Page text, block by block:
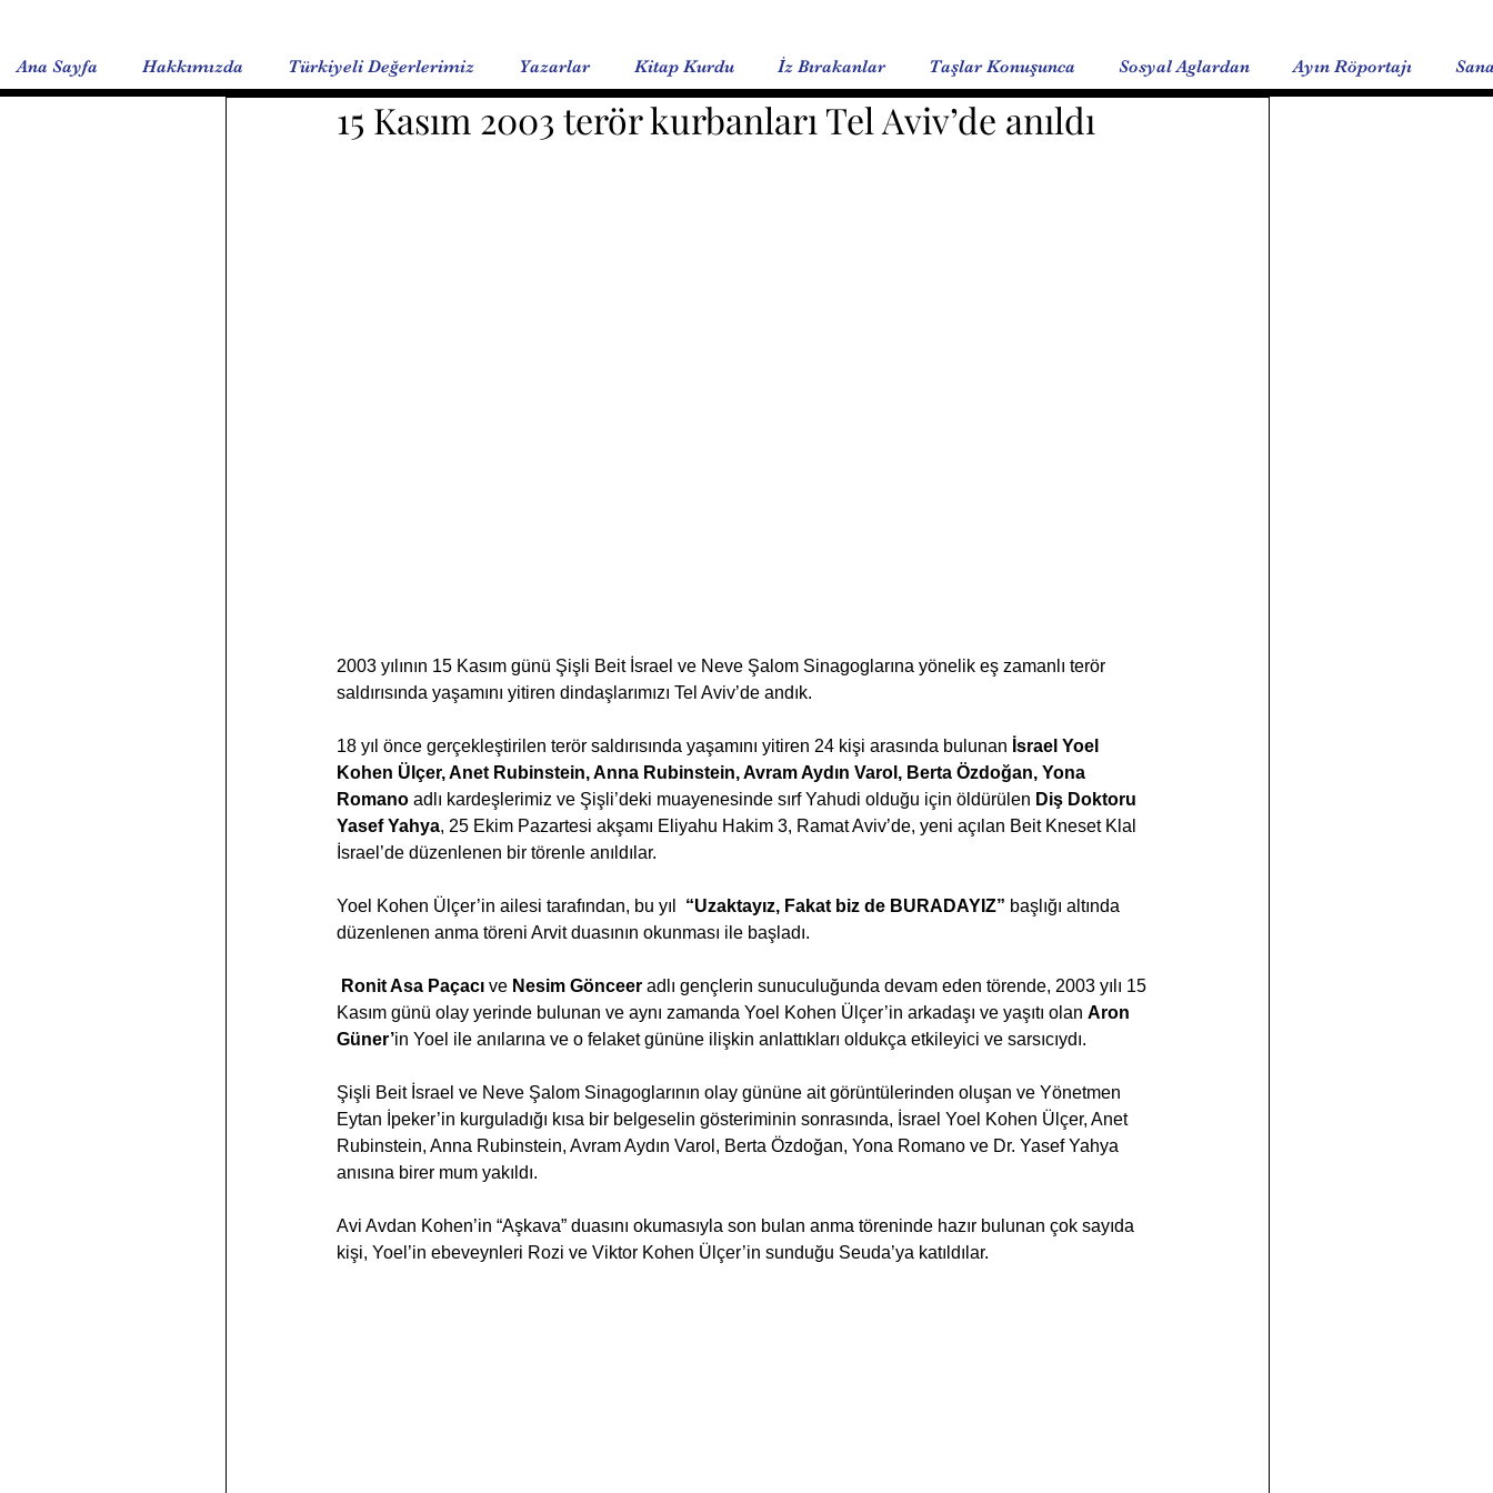
Ana Sayfa Hakkımızda Türkiyeli Değerlerimiz Yazarlar Kitap Kurdu İz Bırakanlar Taşlar Konuşunca Sosyal Aglardan Ayın Röportajı
15 Kasım 2003 terör kurbanları Tel Aviv’de anıldı
2003 yılının 15 Kasım günü Şişli Beit İsrael ve Neve Şalom Sinagoglarına yönelik eş zamanlı terör
saldırısında yaşamını yitiren dindaşlarımızı Tel Aviv’de andık.
18 yıl önce gerçekleştirilen terör saldırısında yaşamını yitiren 24 kişi arasında bulunan İsrael Yoel
Kohen Ülçer, Anet Rubinstein, Anna Rubinstein, Avram Aydın Varol, Berta Özdoğan, Yona
Romano adlı kardeşlerimiz ve Şişli’deki muayenesinde sırf Yahudi olduğu için öldürülen Diş Doktoru
Yasef Yahya, 25 Ekim Pazartesi akşamı Eliyahu Hakim 3, Ramat Aviv’de, yeni açılan Beit Kneset Klal
İsrael’de düzenlenen bir törenle anıldılar.
Yoel Kohen Ülçer’in ailesi tarafından, bu yıl “Uzaktayız, Fakat biz de BURADAYIZ” başlığı altında
düzenlenen anma töreni Arvit duasının okunması ile başladı.
Ronit Asa Paçacı ve Nesim Gönceer adlı gençlerin sunuculuğunda devam eden törende, 2003 yılı 15
Kasım günü olay yerinde bulunan ve aynı zamanda Yoel Kohen Ülçer’in arkadaşı ve yaşıtı olan Aron
Güner’in Yoel ile anılarına ve o felaket gününe ilişkin anlattıkları oldukça etkileyici ve sarsıcıydı.
Şişli Beit İsrael ve Neve Şalom Sinagoglarının olay gününe ait görüntülerinden oluşan ve Yönetmen
Eytan İpeker’in kurguladığı kısa bir belgeselin gösteriminin sonrasında, İsrael Yoel Kohen Ülçer, Anet
Rubinstein, Anna Rubinstein, Avram Aydın Varol, Berta Özdoğan, Yona Romano ve Dr. Yasef Yahya
anısına birer mum yakıldı.
Avi Avdan Kohen’in “Aşkava” duasını okumasıyla son bulan anma töreninde hazır bulunan çok sayıda
kişi, Yoel’in ebeveynleri Rozi ve Viktor Kohen Ülçer’in sunduğu Seuda’ya katıldılar.